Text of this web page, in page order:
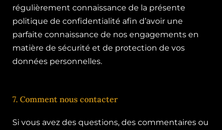
régulièrement connaissance de la présente
politique de confidentialité afin d’avoir une
parfaite connaissance de nos engagements en
matière de sécurité et de protection de vos
données personnelles.
7. Comment nous contacter
Si vous avez des questions, des commentaires ou